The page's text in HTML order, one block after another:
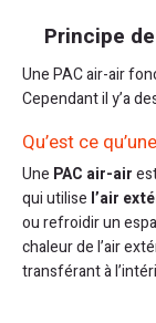
Principe
Une PAC air-air
Cependant il y’a
Qu’est ce
Une PAC air-air
qui utilise l’air
ou refroidir un
chaleur de l’air
transférant à